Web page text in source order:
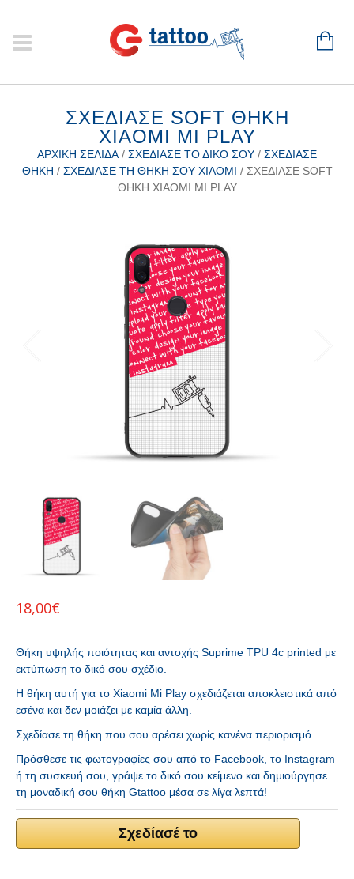
ΣΧΕΔΊΑΣΕ SOFT ΘΉΚΗ
XIAOMI MI PLAY
ΑΡΧΙΚΉ ΣΕΛΊΔΑ / ΣΧΕΔΊΑΣΕ ΤΟ ΔΙΚΌ ΣΟΥ / ΣΧΕΔΊΑΣΕ
ΘΉΚΗ / ΣΧΕΔΊΑΣΕ ΤΗ ΘΉΚΗ ΣΟΥ XIAOMI / ΣΧΕΔΊΑΣΕ SOFT
ΘΉΚΗ XIAOMI MI PLAY
18,00€
Θήκη υψηλής ποιότητας και αντοχής Suprime TPU 4c printed με
εκτύπωση το δικό σου σχέδιο.
H θήκη αυτή για το Xiaomi Mi Play σχεδιάζεται αποκλειστικά από
εσένα και δεν μοιάζει με καμία άλλη.
Σχεδίασε τη θήκη που σου αρέσει χωρίς κανένα περιορισμό.
Πρόσθεσε τις φωτογραφίες σου από το Facebook, το Instagram
ή τη συσκευή σου, γράψε το δικό σου κείμενο και δημιούργησε
τη μοναδική σου θήκη Gtattoo μέσα σε λίγα λεπτά!
Σχεδίασέ το